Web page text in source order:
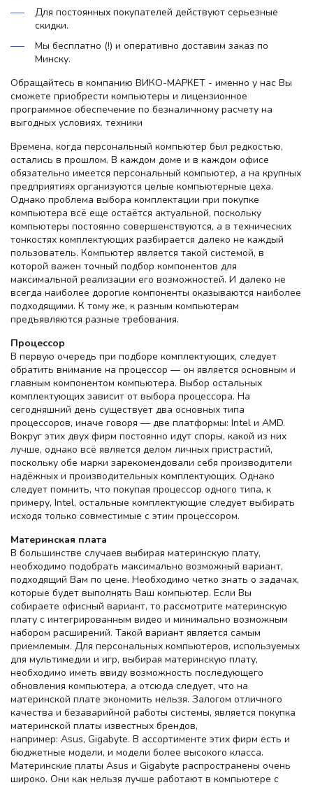
Для постоянных покупателей действуют серьезные
скидки.
Мы бесплатно (!) и оперативно доставим заказ по
Минску.
Обращайтесь в компанию ВИКО-МАРКЕТ - именно у нас Вы
сможете приобрести компьютеры и лицензионное
программное обеспечение по безналичному расчету на
выгодных условиях. техники
Времена, когда персональный компьютер был редкостью,
остались в прошлом. В каждом доме и в каждом офисе
обязательно имеется персональный компьютер, а на крупных
предприятиях организуются целые компьютерные цеха.
Однако проблема выбора комплектации при покупке
компьютера всё еще остаётся актуальной, поскольку
компьютеры постоянно совершенствуются, а в технических
тонкостях комплектующих разбирается далеко не каждый
пользователь. Компьютер является такой системой, в
которой важен точный подбор компонентов для
максимальной реализации его возможностей. И далеко не
всегда наиболее дорогие компоненты оказываются наиболее
подходящими. К тому же, к разным компьютерам
предъявляются разные требования.
Процессор
В первую очередь при подборе комплектующих, следует
обратить внимание на процессор — он является основным и
главным компонентом компьютера. Выбор остальных
комплектующих зависит от выбора процессора. На
сегодняшний день существует два основных типа
процессоров, иначе говоря — две платформы: Intel и AMD.
Вокруг этих двух фирм постоянно идут споры, какой из них
лучше, однако всё является делом личных пристрастий,
поскольку обе марки зарекомендовали себя производители
надёжных и производительных комплектующих. Однако
следует помнить, что покупая процессор одного типа, к
примеру, Intel, остальные комплектующие следует выбирать
исходя только совместимые с этим процессором.
Материнская плата
В большинстве случаев выбирая материнскую плату,
необходимо подобрать максимально возможный вариант,
подходящий Вам по цене. Необходимо четко знать о задачах,
которые будет выполнять Ваш компьютер. Если Вы
собираете офисный вариант, то рассмотрите материнскую
плату с интегрированным видео и минимально возможным
набором расширений. Такой вариант является самым
приемлемым. Для персональных компьютеров, используемых
для мультимедии и игр, выбирая материнскую плату,
необходимо иметь ввиду возможность последующего
обновления компьютера, а отсюда следует, что на
материнской плате экономить нельзя. Залогом отличного
качества и безаварийной работы системы, является покупка
материнской платы известных брендов,
например: Asus, Gigabyte. В ассортименте этих фирм есть и
бюджетные модели, и модели более высокого класса.
Материнские платы Asus и Gigabyte распространены очень
широко. Они как нельзя лучше работают в компьютере с